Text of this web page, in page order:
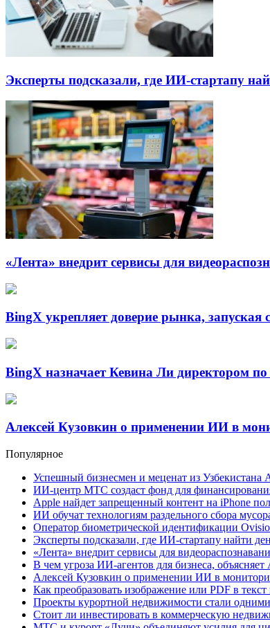
Эксперты подсказали, где ИИ-стартапу
«Лента» внедрит сервисы для
BingX укрепляет доверие рынка,
BingX назначает Кевина Ли директором по
Алексей Кузовкин о применении ИИ в
Популярное
Успешный бизнесмен и меценат из
ИИ-центр МТС создаст фонд для
Apple найдет запрещенный контент на iPhone
ИИ обучат технологиям раздельного сбора
Оператор биометрической идентификации
Эксперты подсказали, где ИИ-стартапу найти
«Лента» внедрит сервисы для
В чем угроза ИИ-агентов для бизнеса,
Алексей Кузовкин о применении ИИ в
Как преобразовать изображение или PDF в
Проекты курортной недвижимости стали
Стоит ли инвестировать в коммерческую